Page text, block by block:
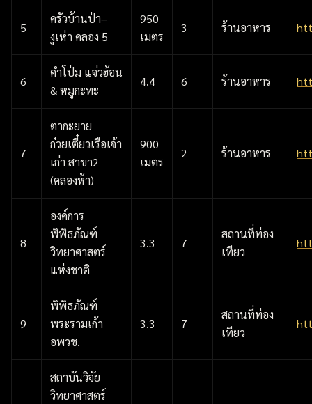
5
ครัวบ้านป่า–
งูเห่า คลอง 5
950
เมตร
3 ร้านอาหาร
6
คำโป่ม แจ่วฮ้อน
& หมูกะทะ
4.4 6 ร้านอาหาร
7
ตากะยาย
ก๋วยเตี๋ยวเรือเจ้า
เก่า สาขา2
(คลองห้า)
900
เมตร
2 ร้านอาหาร
8
องค์การ
พิพิธภัณฑ์
วิทยาศาสตร์
แห่งชาติ
3.3 7
สถานที่ท่อง
เทียว
9
พิพิธภัณฑ์
พระรามเก้า
อพวช.
3.3 7
สถานที่ท่อง
เทียว
สถาบันวิจัย
วิทยาศาสตร์